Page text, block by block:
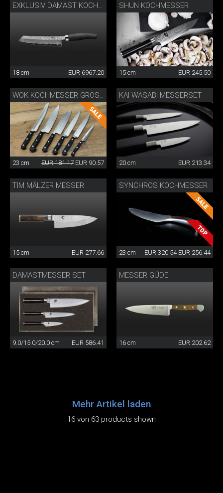
18 cm EUR 6967.20
SHUN KOCHMESSER
15 cm EUR 245.50
WOK KOCHMESSER GROSS CLASSIC
23 cm EUR 181.17 EUR 90.57
KAI WASABI MESSERSET
20 cm EUR 213.34
TIM MÄLZER MESSER
15 cm EUR 277.66
SYNCHROS KOCHMESSER
23 cm EUR 320.54 EUR 256.44
DAMASTMESSER SET
9.0/15.0/20.0 cm EUR 586.41
MESSER GÜDE
16 cm EUR 202.62
Mehr Artikel laden
16 von 63 products shown